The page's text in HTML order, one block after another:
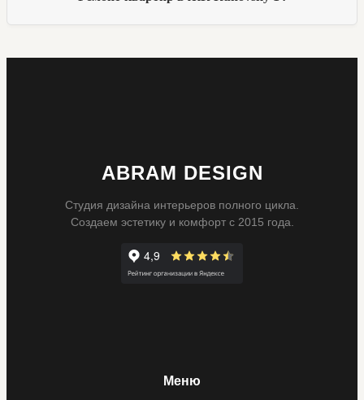
ABRAM DESIGN
Студия дизайна интерьеров полного цикла.
Создаем эстетику и комфорт с 2015 года.
Меню